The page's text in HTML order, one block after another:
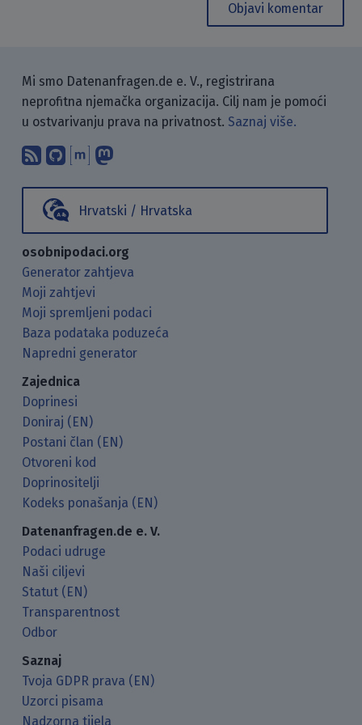
Objavi komentar
Mi smo Datenanfragen.de e. V., registrirana
neprofitna njemačka organizacija. Cilj nam je pomoći
u ostvarivanju prava na privatnost. Saznaj više.
Pretplati se na naš blog koristeći
Pronađi nas na GitHubu.
Raspravljaj s nama putem
Hrvatski / Hrvatska
osobnipodaci.org
Generator zahtjeva
Moji zahtjevi
Moji spremljeni podaci
Baza podataka poduzeća
Napredni generator
Zajednica
Doprinesi
Doniraj (EN)
Postani član (EN)
Otvoreni kod
Doprinositelji
Kodeks ponašanja (EN)
Datenanfragen.de e. V.
Podaci udruge
Naši ciljevi
Statut (EN)
Transparentnost
Odbor
Saznaj
Tvoja GDPR prava (EN)
Uzorci pisama
Nadzorna tijela